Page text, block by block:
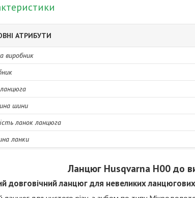
АТРИБУТИ
виробник
шини
ланок ланцюга
ланки
Ланцюг Husqvarna Н00 до
довговічний ланцюг для невеликих